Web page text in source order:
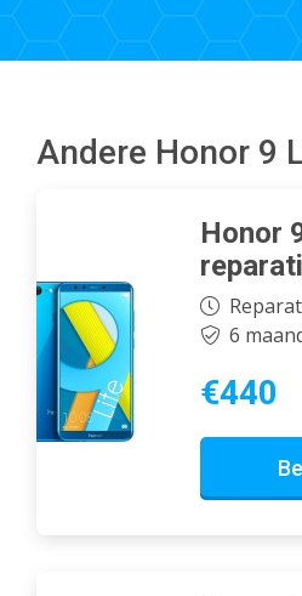
Andere Honor 9
Honor
6
€440